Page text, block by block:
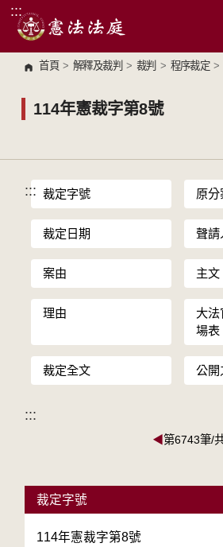
跳到主要內容區塊
:::
首頁 > 解釋及裁判 > 裁判 > 程序裁定 >
114年憲裁字第8號
::: 裁定字號 原分
裁定日期 聲請
案由 主文
理由
大法
場表
裁定全文 公開
:::
◀第6743筆/
裁定字號
114年憲裁字第8號